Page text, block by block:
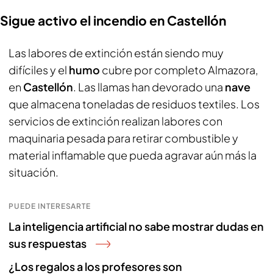
Sigue activo el incendio en Castellón
Las labores de extinción están siendo muy
difíciles y el humo cubre por completo Almazora,
en Castellón. Las llamas han devorado una nave
que almacena toneladas de residuos textiles. Los
servicios de extinción realizan labores con
maquinaria pesada para retirar combustible y
material inflamable que pueda agravar aún más la
situación.
PUEDE INTERESARTE
La inteligencia artificial no sabe mostrar dudas en
sus respuestas
¿Los regalos a los profesores son